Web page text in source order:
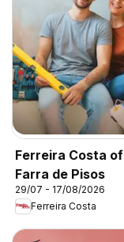
Ferreira Costa
Farra de Pisos
29/07 - 17/08/2026
Ferreira Costa